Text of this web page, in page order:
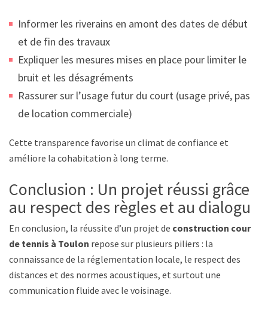
Informer les riverains en amont des dates de début
et de fin des travaux
Expliquer les mesures mises en place pour limiter le
bruit et les désagréments
Rassurer sur l’usage futur du court (usage privé, pas
de location commerciale)
Cette transparence favorise un climat de confiance et
améliore la cohabitation à long terme.
Conclusion : Un projet réussi grâce
au respect des règles et au dialogue
En conclusion, la réussite d’un projet de construction court
de tennis à Toulon repose sur plusieurs piliers : la
connaissance de la réglementation locale, le respect des
distances et des normes acoustiques, et surtout une
communication fluide avec le voisinage.